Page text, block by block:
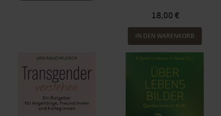
18,00 €
IN DEN WARENKORB